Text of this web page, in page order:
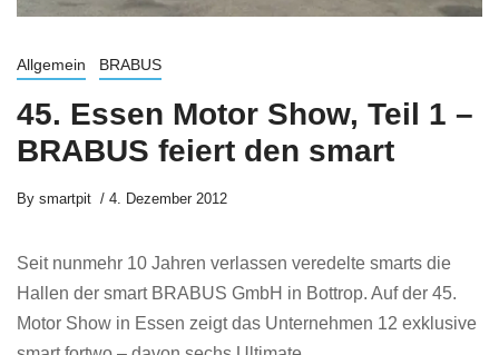
Allgemein BRABUS
45. Essen Motor Show, Teil 1 –
BRABUS feiert den smart
By smartpit 4. Dezember 2012
Seit nunmehr 10 Jahren verlassen veredelte smarts die
Hallen der smart BRABUS GmbH in Bottrop. Auf der 45.
Motor Show in Essen zeigt das Unternehmen 12 exklusive